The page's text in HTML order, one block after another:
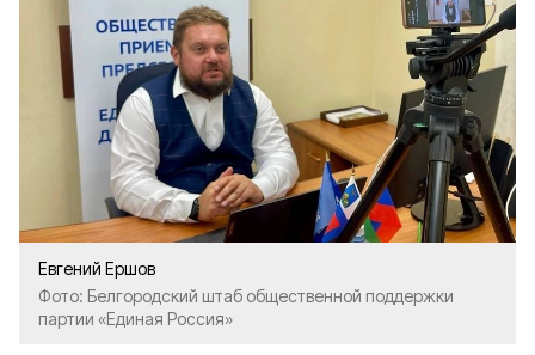
Евгений Ершов
Фото: Белгородский штаб общественной поддержки
партии «Единая Россия»